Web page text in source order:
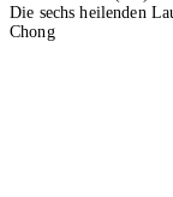
Die sechs heilenden
Chong